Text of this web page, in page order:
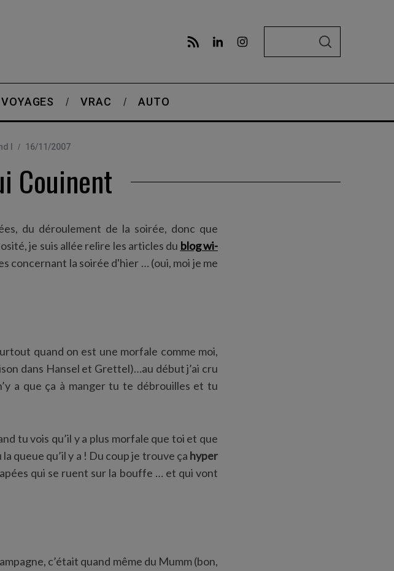
r
h
S
VOYAGES VRAC AUTO
I 16/11/2007
Couinent
du déroulement de la soirée, donc que
je suis allée relire les articles du blog wi-
concernant la soirée d'hier … (oui, moi je me
quand on est une morfale comme moi,
dans Hansel et Grettel)…au début j’ai cru
a que ça à manger tu te débrouilles et tu
tu vois qu’il y a plus morfale que toi et que
queue qu’il y a ! Du coup je trouve ça hyper
qui se ruent sur la bouffe … et qui vont
c’était quand même du Mumm (bon,